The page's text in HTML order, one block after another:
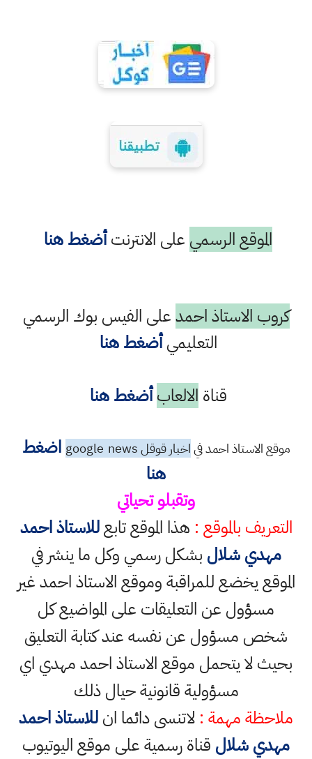
الموقع الرسمي على الانترنتأضغط هنا
كروب الاستاذ احمدعلى الفيس بوك الرسمي
التعليميأضغط هنا
قناة الالعاب أضغط هنا
موقع الاستاذ احمد فياخبار قوقل googlenews
اضغط
هنا
وتقبلو تحياتي
التعريف بالموقع : هذا الموقع تابعللاستاذ احمد
مهدي شلال بشكل رسمي وكل ما ينشر في
الموقع يخضع للمراقبة وموقع الاستاذ احمد غير
مسؤول عن التعليقات على المواضيع كل
شخص مسؤول عن نفسه عند كتابة التعليق
بحيث لا يتحمل موقع الاستاذ احمد مهدي اي
مسؤولية قانونية حيال ذلك
ملاحظة مهمة : لاتنسى دائما انللاستاذ احمد
مهدي شلال قناة رسمية على موقع اليوتيوب